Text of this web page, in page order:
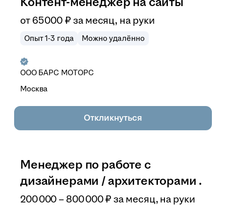
от65 000 ₽ за месяц, на руки
Опыт 1-3 года Можно удалённо
ООО БАРС МОТОРС
Москва
Откликнуться
Менеджер по работе с
дизайнерами / архитекторами .
200 000 –800 000₽ за месяц, на руки